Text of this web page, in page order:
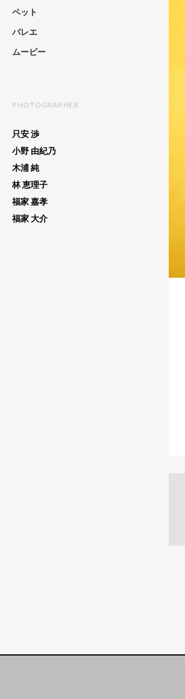
ペット
バレエ
ムービー
PHOTOGRAPHER
只安 渉
小野 由紀乃
木浦 純
林 恵理子
福家 嘉孝
福家 大介